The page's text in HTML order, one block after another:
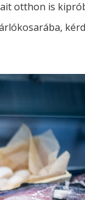
otthon is